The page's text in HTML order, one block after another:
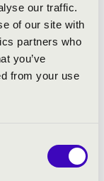
our traffic.
of our site with
partners who
you’ve
from your use